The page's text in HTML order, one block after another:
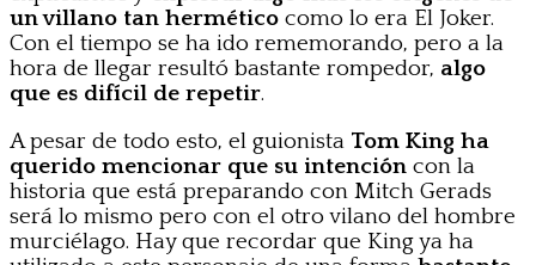
un villano tan hermético como lo era El Joker.
Con el tiempo se ha ido rememorando, pero a la
hora de llegar resultó bastante rompedor, algo
que es difícil de repetir.
A pesar de todo esto, el guionista Tom King ha
querido mencionar que su intención con la
historia que está preparando con Mitch Gerads
será lo mismo pero con el otro vilano del hombre
murciélago. Hay que recordar que King ya ha